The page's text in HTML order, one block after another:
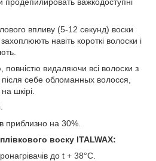
впливу (5-12 секунд) воски
навіть короткі волоски і
повністю видаляючи всі волоски з
себе обломанных волосся,
шкірі.
приблизно на 30%.
воску ITALWAX:
до t + 38°С.